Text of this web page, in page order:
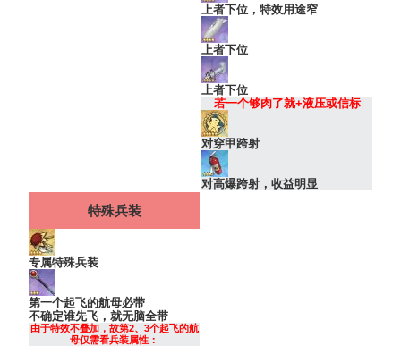
上者下位，特效用途窄
上者下位
上者下位
若一个够肉了就+液压或信标
对穿甲跨射
对高爆跨射，收益明显
特殊兵装
专属特殊兵装
第一个起飞的航母必带
不确定谁先飞，就无脑全带
由于特效不叠加，故第2、3个起飞的航
母仅需看兵装属性：